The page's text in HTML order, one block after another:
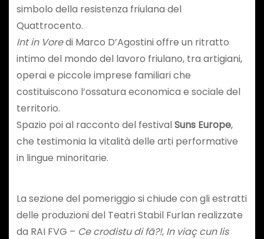
simbolo della resistenza friulana del
Quattrocento.
Int in Voredi Marco D’Agostini offre un ritratto
intimo del mondo del lavoro friulano, tra artigiani,
operai e piccole imprese familiari che
costituiscono l’ossatura economica e sociale del
territorio.
Spazio poi al racconto del festivalSuns Europe,
che testimonia la vitalità delle arti performative
in lingue minoritarie.
La sezione del pomeriggio si chiude con gli estratti
delle produzioni del Teatri Stabil Furlan realizzate
da RAI FVG – Ce crodistu di fã?!, In viaç cun lis